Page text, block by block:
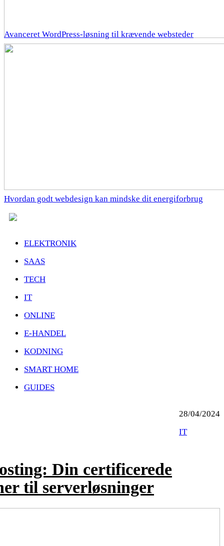
Avanceret WordPress-løsning til krævende websteder
Hvordan godt webdesign kan mindske dit energiforbrug
ELEKTRONIK
SAAS
TECH
IT
ONLINE
E-HANDEL
KODNING
SMART HOME
GUIDES
28/04/2024
IT
Din certificerede
til serverløsninger